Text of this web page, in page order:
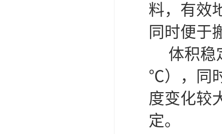
料，有效
同时便于
体积稳
℃），同
度变化较
定。